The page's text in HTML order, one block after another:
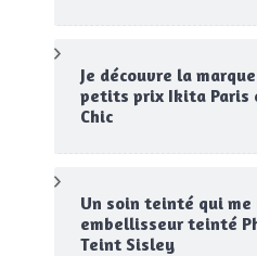
Je découvre la
petits prix Ikita Paris
Chic
Un soin teinté qui me
embellisseur teinté
Teint Sisley